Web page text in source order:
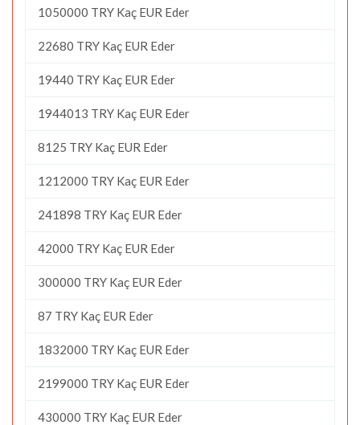
1050000 TRY Kaç EUR Eder
22680 TRY Kaç EUR Eder
19440 TRY Kaç EUR Eder
1944013 TRY Kaç EUR Eder
8125 TRY Kaç EUR Eder
1212000 TRY Kaç EUR Eder
241898 TRY Kaç EUR Eder
42000 TRY Kaç EUR Eder
300000 TRY Kaç EUR Eder
87 TRY Kaç EUR Eder
1832000 TRY Kaç EUR Eder
2199000 TRY Kaç EUR Eder
430000 TRY Kaç EUR Eder